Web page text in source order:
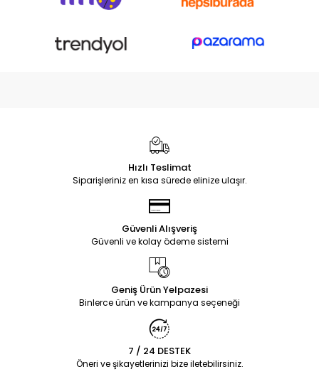
Hızlı Teslimat
Siparişleriniz en kısa sürede elinize ulaşır.
Güvenli Alışveriş
Güvenli ve kolay ödeme sistemi
Geniş Ürün Yelpazesi
Binlerce ürün ve kampanya seçeneği
7 / 24 DESTEK
Öneri ve şikayetlerinizi bize iletebilirsiniz.